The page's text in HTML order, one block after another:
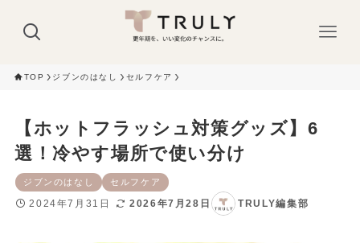
TOP ジブンのはなし セルフケア
【ホットフラッシュ対策グッズ】6
選！冷やす場所で使い分け
ジブンのはなし セルフケア
2024年7月31日 2026年7月28日 TRULY編集部